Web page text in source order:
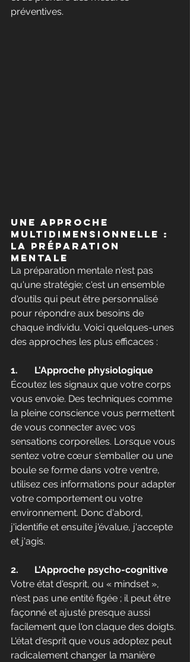
préventives.
Une Approche
Multidimensionnelle :
La Préparation
Mentale
La préparation mentale n'est pas
qu'une stratégie; c'est un ensemble
d'outils qui peut être personnalisé
pour répondre aux besoins de
chaque individu. Voici quelques-unes
des approches les plus efficaces :
1.	L'Approche physiologique
Écoutez les signaux que votre corps
vous envoie. Des techniques comme
la pleine conscience vous permettent
de vous connecter avec vos
sensations corporelles. Lorsque vous
sentez votre cœur s'emballer ou une
boule se forme dans votre ventre,
utilisez ces informations pour adapter
votre comportement ou votre
environnement. Donc d'abord,
j'identifie et ensuite j'évalue, j'accepte
et j'agis.
2.	L'Approche psycho-cognitive
Votre état d'esprit, ou « mindset »,
n'est pas une entité figée ; il peut être
façonné et ajusté presque aussi
facilement que l'on claque des doigts.
L'état d'esprit que vous adoptez peut
radicalement changer la manière